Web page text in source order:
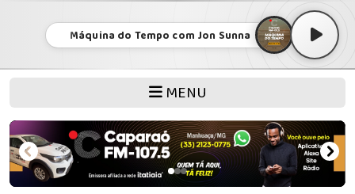
Máquina do Tempo com Jon Sunna
MENU